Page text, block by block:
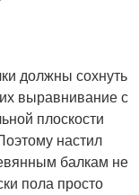
должны сохнуть
выравнивание с
плоскости
настил
балкам не
пола просто